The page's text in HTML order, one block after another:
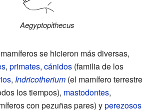
Aegyptopithecus
se hicieron más diversas,
, primates, cánidos (familia de los
, Indricotherium (el mamífero terrestre
los tiempos), mastodontes,
con pezuñas pares) yperezosos